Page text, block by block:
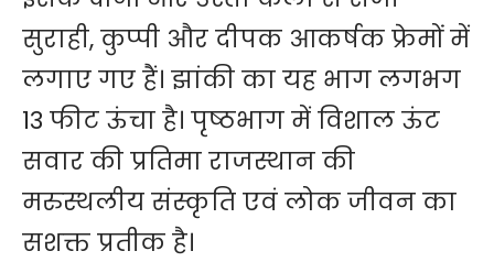
सुराही, कुप्पी और दीपक आकर्षक फ्रेमों में
लगाए गए हैं। झांकी का यह भाग लगभग
13 फीट ऊंचा है। पृष्ठभाग में विशाल ऊंट
सवार की प्रतिमा राजस्थान की
मरुस्थलीय संस्कृति एवं लोक जीवन का
सशक्त प्रतीक है।